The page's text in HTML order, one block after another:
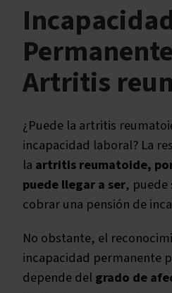
Artritis
¿Puede la artritis
incapacidad laboral? La
la artritis reumatoide,
puede llegar a ser, puede
cobrar una pensión de
No obstante, el
incapacidad permanente
depende delgrado de
Artrosis
Fibromialgia
Patologías de manos